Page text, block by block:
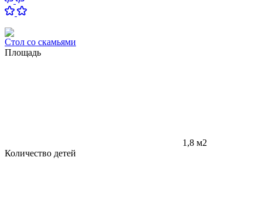
Стол со скамьями
Площадь
1,8 м2
Количество детей